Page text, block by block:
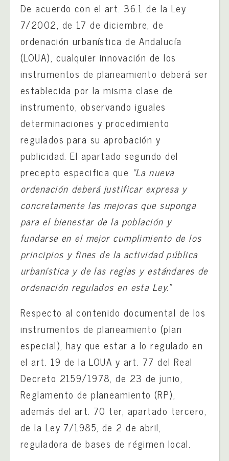
De acuerdo con el art. 36.1 de la Ley
7/2002, de 17 de diciembre, de
ordenación urbanística de Andalucía
(LOUA), cualquier innovación de los
instrumentos de planeamiento deberá ser
establecida por la misma clase de
instrumento, observando iguales
determinaciones y procedimiento
regulados para su aprobación y
publicidad. El apartado segundo del
precepto especifica que “La nueva
ordenación deberá justificar expresa y
concretamente las mejoras que suponga
para el bienestar de la población y
fundarse en el mejor cumplimiento de los
principios y fines de la actividad pública
urbanística y de las reglas y estándares de
ordenación regulados en esta Ley.”
Respecto al contenido documental de los
instrumentos de planeamiento (plan
especial), hay que estar a lo regulado en
el art. 19 de la LOUA y art. 77 del Real
Decreto 2159/1978, de 23 de junio,
Reglamento de planeamiento (RP),
además del art. 70 ter, apartado tercero,
de la Ley 7/1985, de 2 de abril,
reguladora de bases de régimen local.